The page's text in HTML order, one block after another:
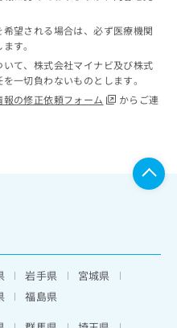
望される場合は、必ず医療機関
す。
て、株式会社マイナビ及び株式
一切負わないものとします。
報の修正依頼フォーム
からご連
岩手県
宮城県
福島県